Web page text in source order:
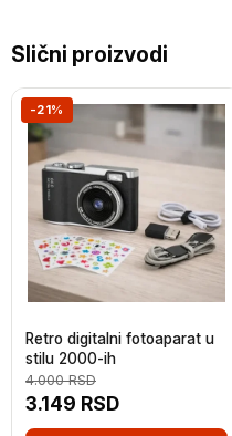
Slični proizvodi
-21%
Retro digitalni fotoaparat u
stilu 2000-ih
3.149 RSD
4.000RSD